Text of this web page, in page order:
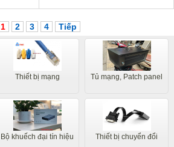
1 2 3 4 Tiếp
Thiết bị mạng Tủ mạng, Patch panel
Bộ khuếch đại tín hiệu Thiết bị chuyển đổi